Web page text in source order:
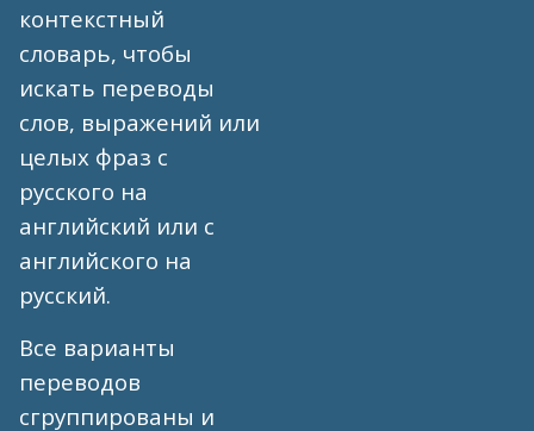
контекстный
словарь, чтобы
искать переводы
слов, выражений или
целых фраз с
русского на
английский или с
английского на
русский.
Все варианты
переводов
сгруппированы и